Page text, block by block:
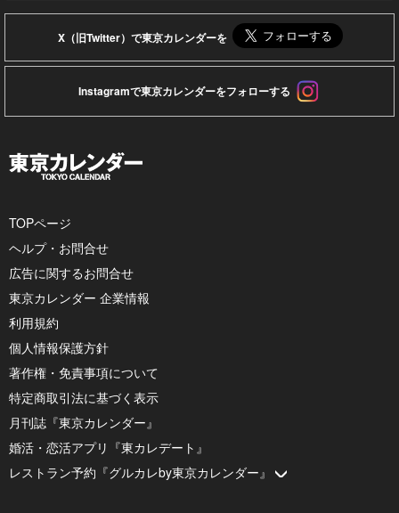
X（旧Twitter）で東京カレンダーを
Instagramで東京カレンダーをフォローする
TOPページ
ヘルプ・お問合せ
広告に関するお問合せ
東京カレンダー 企業情報
利用規約
個人情報保護方針
著作権・免責事項について
特定商取引法に基づく表示
月刊誌『東京カレンダー』
婚活・恋活アプリ『東カレデート』
レストラン予約『グルカレby東京カレンダー』